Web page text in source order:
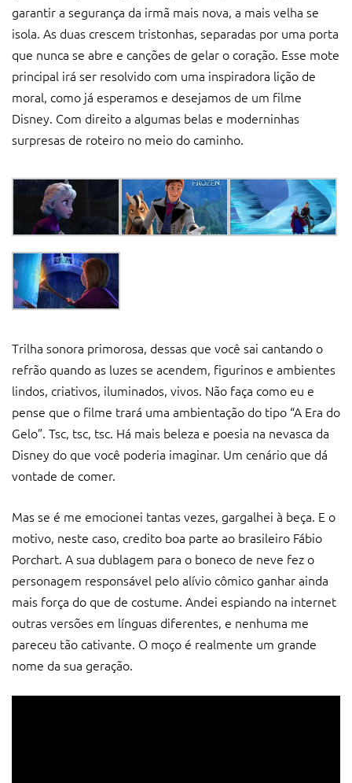
garantir a segurança da irmã mais nova, a mais velha se
isola. As duas crescem tristonhas, separadas por uma porta
que nunca se abre e canções de gelar o coração. Esse mote
principal irá ser resolvido com uma inspiradora lição de
moral, como já esperamos e desejamos de um filme
Disney. Com direito a algumas belas e moderninhas
surpresas de roteiro no meio do caminho.
Trilha sonora primorosa, dessas que você sai cantando o
refrão quando as luzes se acendem, figurinos e ambientes
lindos, criativos, iluminados, vivos. Não faça como eu e
pense que o filme trará uma ambientação do tipo “A Era do
Gelo”. Tsc, tsc, tsc. Há mais beleza e poesia na nevasca da
Disney do que você poderia imaginar. Um cenário que dá
vontade de comer.
Mas se é me emocionei tantas vezes, gargalhei à beça. E o
motivo, neste caso, credito boa parte ao brasileiro Fábio
Porchart. A sua dublagem para o boneco de neve fez o
personagem responsável pelo alívio cômico ganhar ainda
mais força do que de costume. Andei espiando na internet
outras versões em línguas diferentes, e nenhuma me
pareceu tão cativante. O moço é realmente um grande
nome da sua geração.